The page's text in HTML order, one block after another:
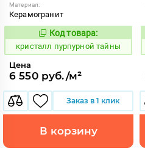
Материал:
Керамогранит
821976
Код товара:
кристалл пурпурной тайны
Цена
6 550 руб./м²
Заказ в 1 клик
В корзину